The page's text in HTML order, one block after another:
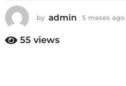
g
o
by admin 5 meses ago
55 views